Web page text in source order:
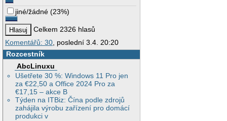
jiné/žádné (23%)
Celkem 2326 hlasů
Komentářů: 30 , poslední 3.4. 20:20
Rozcestník
AbcLinuxu
Ušetřete 30 %: Windows 11 Pro jen
za €22,50 a Office 2024 Pro za
€17,15 – akce B
Týden na ITBiz: Čína podle zdrojů
zahájila výrobu zařízení pro domácí
produkci v